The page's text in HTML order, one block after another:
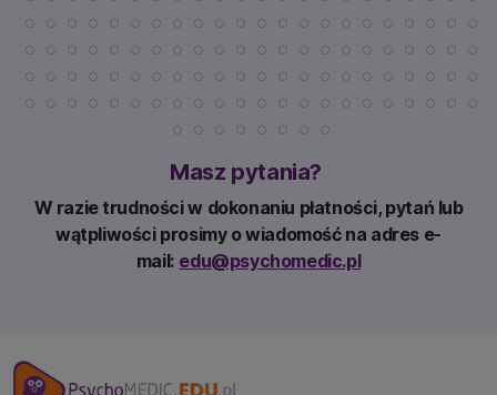
Masz pytania?
W razie trudności w dokonaniu płatności, pytań lub
wątpliwości prosimy o wiadomość na adres e-
mail: edu@psychomedic.pl